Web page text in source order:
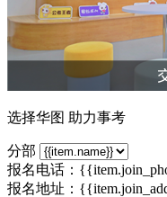
选择华图 助力事考
分部
报名电话：
报名地址：